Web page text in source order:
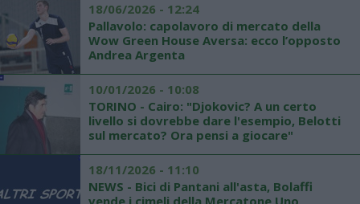
18/06/2026 - 12:24
Pallavolo: capolavoro di mercato della
Wow Green House Aversa: ecco l’opposto
Andrea Argenta
10/01/2026 - 10:08
TORINO - Cairo: "Djokovic? A un certo
livello si dovrebbe dare l'esempio, Belotti
sul mercato? Ora pensi a giocare"
18/11/2026 - 11:10
NEWS - Bici di Pantani all'asta, Bolaffi
vende i cimeli della Mercatone Uno